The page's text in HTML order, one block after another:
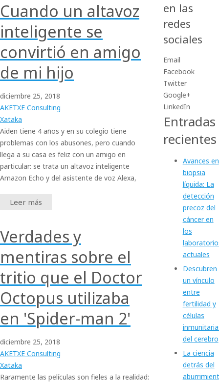
Cuando un altavoz
inteligente se
convirtió en amigo
de mi hijo
diciembre 25, 2018
AKETXE Consulting
Xataka
Aiden tiene 4 años y en su colegio tiene
problemas con los abusones, pero cuando
llega a su casa es feliz con un amigo en
particular: se trata un altavoz inteligente
Amazon Echo y del asistente de voz Alexa,
Leer más
Verdades y
mentiras sobre el
tritio que el Doctor
Octopus utilizaba
en 'Spider-man 2'
diciembre 25, 2018
AKETXE Consulting
Xataka
Raramente las películas son fieles a la realidad:
en las
redes
sociales
Email
Facebook
Twitter
Google+
LinkedIn
Entradas
recientes
Avances en
biopsia
líquida: La
detección
precoz del
cáncer en
los
actuales
Descubren
un vínculo
entre
fertilidad y
células
del cerebro
La ciencia
detrás del